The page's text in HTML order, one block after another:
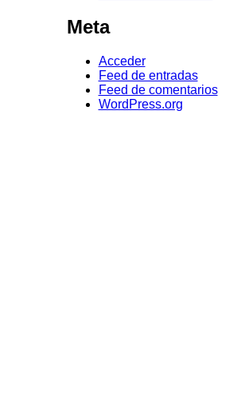
Meta
Acceder
Feed de entradas
Feed de comentarios
WordPress.org